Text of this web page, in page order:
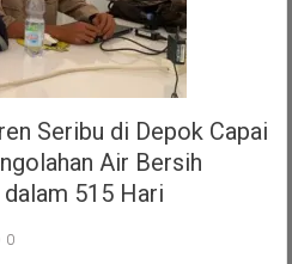
Seribu di Depok Capai
Air Bersih
515 Hari
0